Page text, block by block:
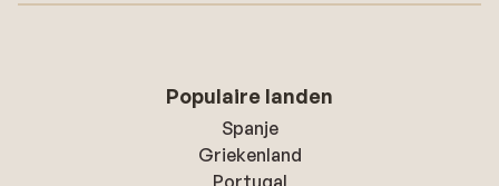
Populaire landen
Spanje
Griekenland
Portugal